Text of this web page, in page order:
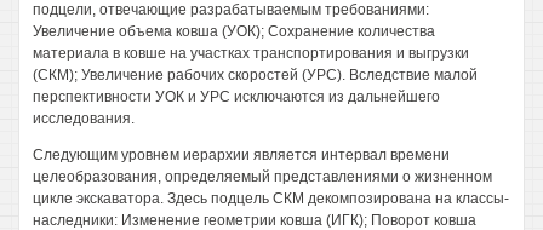
подцели, отвечающие разрабатываемым требованиями:
Увеличение объема ковша (УОК); Сохранение количества
материала в ковше на участках транспортирования и выгрузки
(СКМ); Увеличение рабочих скоростей (УРС). Вследствие малой
перспективности УОК и УРС исключаются из дальнейшего
исследования.
Следующим уровнем иерархии является интервал времени
целеобразования, определяемый представлениями о жизненном
цикле экскаватора. Здесь подцель СКМ декомпозирована на классы-
наследники: Изменение геометрии ковша (ИГК); Поворот ковша